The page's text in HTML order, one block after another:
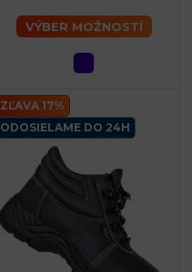
VÝBER MOŽNOSTÍ
ZĽAVA 17%
ODOSIELAME DO 24H